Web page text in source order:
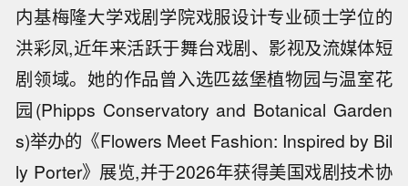
内基梅隆大学戏剧学院戏服设计专业硕士学位的
洪彩凤,近年来活跃于舞台戏剧、影视及流媒体短
剧领域。她的作品曾入选匹兹堡植物园与温室花
园(Phipps Conservatory and Botanical Garden
s)举办的《Flowers Meet Fashion: Inspired by Bil
ly Porter》展览,并于2026年获得美国戏剧技术协